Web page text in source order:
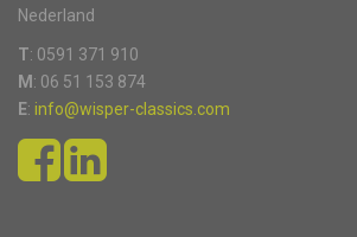
Nederland
T: 0591 371 910
M : 06 51 153 874
E: info@wisper-classics.com